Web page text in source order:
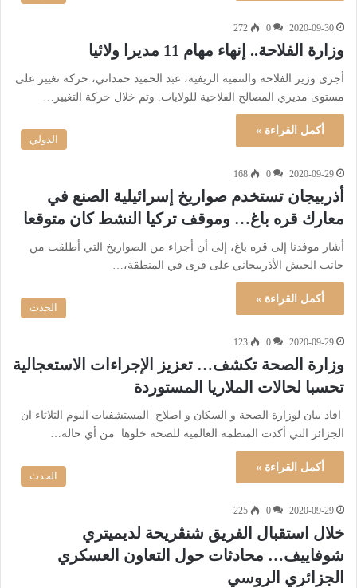
2020-09-30
0
272
وزارة الفلاحة.. إنهاء مهام 11 مديرا ولائيا
أجرى وزير الفلاحة والتنمية الريفية، عبد الحميد حمداني، حركة تغيير على
مستوى مديري المصالح الفلاحية للولايات. وتم خلال حركة التغيير…
أكمل القراءة »
الدولي
2020-09-29
0
168
أذربيجان تستخدم صواريخ إسرائيلية الصنع في
معارك قره باغ… وموقف تركيا النشط كان متوقعا
أشار موفدنا إلى قره باغ، إلى أن أجزاء من الصواريخ التي أطلقت من
جانب الجيش الأذربيجاني على قرى في المنطقة،…
أكمل القراءة »
الحدث
2020-09-29
0
123
وزارة الصحة تكشف… تعزيز الإجراءات الاستعجالية
تحسبا لحالات الملاريا المستوردة
افاد بيان لوزارة الصحة و السكان و اصلاح المستشفيات اليوم الثلاثاء ان
الجزائر التي أكدت المنظمة العالمية للصحة خلوها من أي حالة…
أكمل القراءة »
الحدث
2020-09-29
0
225
خلال استقبال الفريق شنڤريحة لديميتري
شوفاييف… محادثات حول التعاون العسكري
الجزائري الروسي